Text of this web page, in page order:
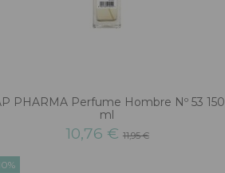
PHARMA Perfume Hombre Nº 53 150
ml
10,76 € 11,95 €